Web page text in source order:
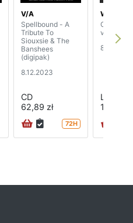
V/A
Spellbound - A
Tribute To
Siouxsie & The
Banshees
(digipak)
8.12.2023
CD
62,89 zł
72H
Coat Of
vinyl)
8.12.2023
LP
132,89